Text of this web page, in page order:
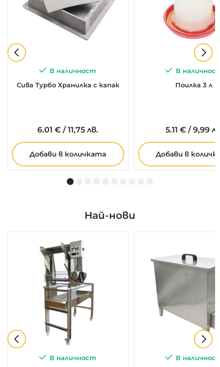
В наличност
Сива Турбо Хранилка с капак
6.01 € /11,75 лв.
Добави в количката
В
Поилка 3 л
5.11 €/9,99
Добави в
Най-нови
В наличност
В